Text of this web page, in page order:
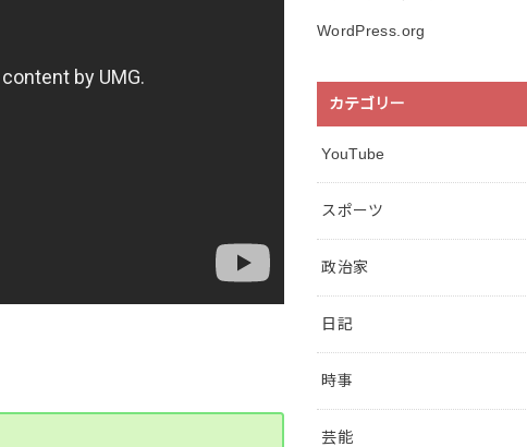
WordPress.org
カテゴリー
YouTube
スポーツ
政治家
日記
時事
芸能